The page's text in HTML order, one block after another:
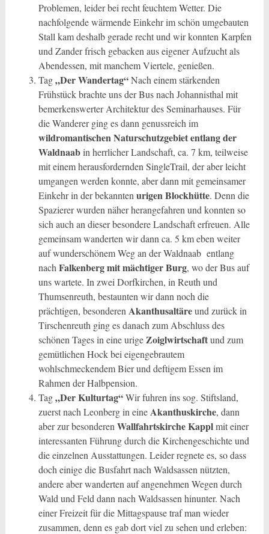
Problemen, leider bei recht feuchtem Wetter. Die
nachfolgende wärmende Einkehr im schön umgebauten
Stall kam deshalb gerade recht und wir konnten Karpfen
und Zander frisch gebacken aus eigener Aufzucht als
Abendessen, mit manchem Viertele, genießen.
Tag„Der Wandertag“Nach einem stärkenden
Frühstück brachte uns der Bus nach Johannisthal mit
bemerkenswerter Architektur des Seminarhauses. Für
die Wanderer ging es dann genussreich im
wildromantischen Naturschutzgebiet entlang der
Waldnaabin herrlicher Landschaft, ca. 7 km, teilweise
mit einem herausfordernden SingleTrail, der aber leicht
umgangen werden konnte, aber dann mit gemeinsamer
Einkehr in der bekannten urigen Blockhütte. Denn die
Spazierer wurden näher herangefahren und konnten so
sich auch an dieser besondere Landschaft erfreuen. Alle
gemeinsam wanderten wir dann ca. 5 km eben weiter
auf wunderschönem Weg an der Waldnaab entlang
nach Falkenberg mit mächtiger Burg, wo der Bus auf
uns wartete. In zwei Dorfkirchen, in Reuth und
Thumsenreuth, bestaunten wir dann noch die
prächtigen, besonderen Akanthusaltäreund zurück in
Tirschenreuth ging es danach zum Abschluss des
schönen Tages in eine urigeZoiglwirtschaftund zum
gemütlichen Hock bei eigengebrautem
wohlschmeckendem Bier und deftigem Essen im
Rahmen der Halbpension.
Tag„Der Kulturtag“Wir fuhren ins sog. Stiftsland,
zuerst nach Leonberg in eineAkanthuskirche, dann
aber zur besonderen Wallfahrtskirche Kapplmit einer
interessanten Führung durch die Kirchengeschichte und
die einzelnen Ausstattungen. Leider regnete es, so dass
doch einige die Busfahrt nach Waldsassen nützten,
andere aber wanderten auf angenehmen Wegen durch
Wald und Feld dann nach Waldsassen hinunter. Nach
einer Freizeit für die Mittagspause traf man wieder
zusammen, denn es gab dort viel zu sehen und erleben: